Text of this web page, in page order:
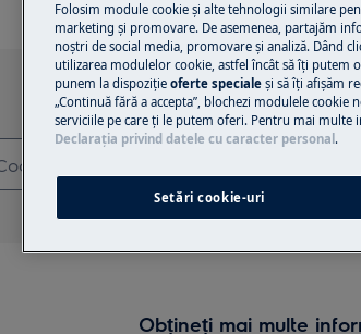
Caută printre
Obțineți mai multe
Folosim module cookie și alte tehnologii similare
marketing și promovare. De asemenea, partajăm
noștri de social media, promovare și analiză. Dând
utilizarea modulelor cookie, astfel încât să îţi putem
punem la dispoziţie oferte speciale și să îţi afișăm
„Continuă fără a accepta”, blochezi modulele cookie
serviciile pe care ţi le putem oferi. Pentru mai multe
Declaraţia privind datele cu caracter personal .
Setări cookie-uri